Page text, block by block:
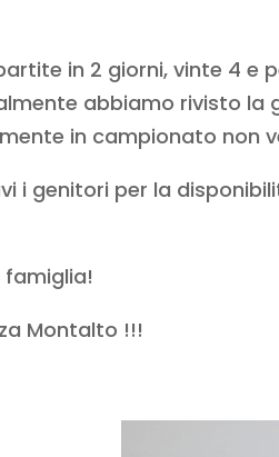
in 2 giorni, vinte 4 e
abbiamo rivisto la
in campionato non
i genitori per la
famiglia!
Montalto !!!